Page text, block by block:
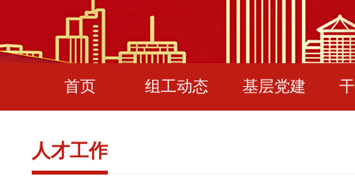
首页 组工动态 基层党建
人才工作